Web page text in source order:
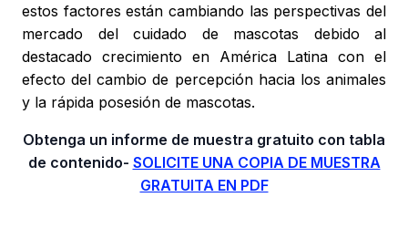
estos factores están cambiando las perspectivas del
mercado del cuidado de mascotas debido al
destacado crecimiento en América Latina con el
efecto del cambio de percepción hacia los animales
y la rápida posesión de mascotas.
Obtenga un informe de muestra gratuito con tabla
de contenido- SOLICITE UNA COPIA DE MUESTRA
GRATUITA EN PDF